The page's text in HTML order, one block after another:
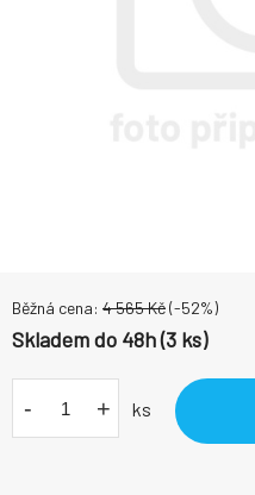
Běžná cena: 4 565Kč(-52%)
Skladem do 48h (3 ks)
- + ks